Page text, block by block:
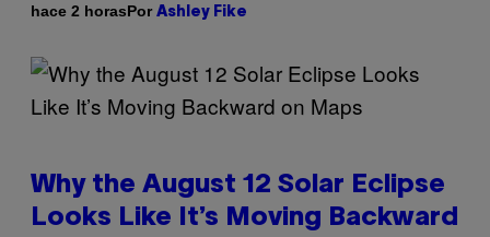
hace 2 horasPor Ashley Fike
Why the August 12 Solar Eclipse
Looks Like It’s Moving Backward